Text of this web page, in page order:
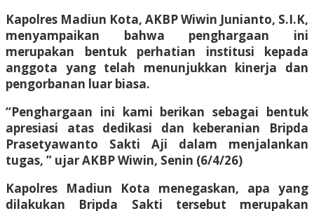
Kapolres Madiun Kota, AKBP Wiwin Junianto, S.I.K,
menyampaikan bahwa penghargaan ini
merupakan bentuk perhatian institusi kepada
anggota yang telah menunjukkan kinerja dan
pengorbanan luar biasa.
“Penghargaan ini kami berikan sebagai bentuk
apresiasi atas dedikasi dan keberanian Bripda
Prasetyawanto Sakti Aji dalam menjalankan
tugas, ” ujar AKBP Wiwin, Senin (6/4/26)
Kapolres Madiun Kota menegaskan, apa yang
dilakukan Bripda Sakti tersebut merupakan